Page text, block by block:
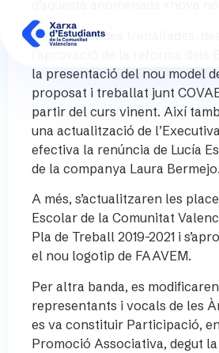
Entre les coses treballades,
la presentació del nou model
proposat i treballat junt
partir del curs vinent. Així
una actualització de
efectiva la renúncia de Lucía
de la companya Laura Bermejo.
A més, s’actualitzaren les
Escolar de la Comunitat
Pla de Treball 2019-2021 i
el nou logotip de FAAVEM.
Per altra banda, es
representants i vocals de les
es va constituir Participació,
Promoció Associativa, degut